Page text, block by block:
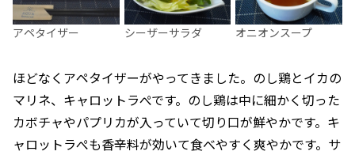
アペタイザー シーザーサラダ オニオンスープ
ほどなくアペタイザーがやってきました。のし鶏とイカの
マリネ、キャロットラぺです。のし鶏は中に細かく切った
カボチャやパプリカが入っていて切り口が鮮やかです。キ
ャロットラぺも香辛料が効いて食べやすく爽やかです。サ